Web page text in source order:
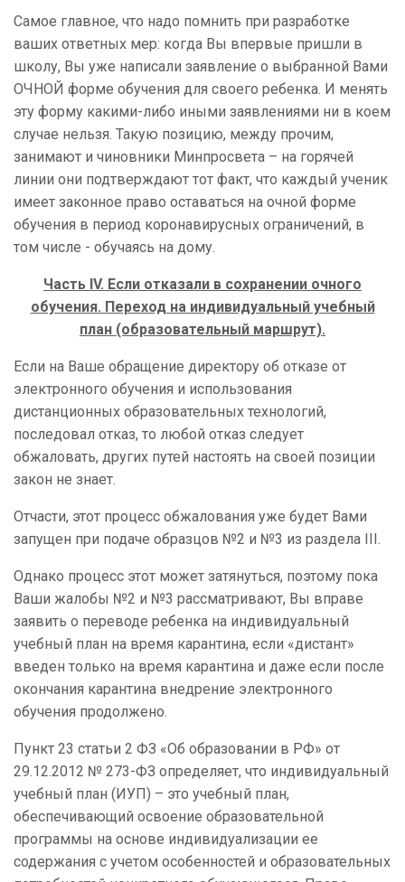
Самое главное, что надо помнить при разработке
ваших ответных мер: когда Вы впервые пришли в
школу, Вы уже написали заявление о выбранной Вами
ОЧНОЙ форме обучения для своего ребенка. И менять
эту форму какими-либо иными заявлениями ни в коем
случае нельзя. Такую позицию, между прочим,
занимают и чиновники Минпросвета – на горячей
линии они подтверждают тот факт, что каждый ученик
имеет законное право оставаться на очной форме
обучения в период коронавирусных ограничений, в
том числе - обучаясь на дому.
Часть IV. Если отказали в сохранении очного
обучения. Переход на индивидуальный учебный
план (образовательный маршрут).
Если на Ваше обращение директору об отказе от
электронного обучения и использования
дистанционных образовательных технологий,
последовал отказ, то любой отказ следует
обжаловать, других путей настоять на своей позиции
закон не знает.
Отчасти, этот процесс обжалования уже будет Вами
запущен при подаче образцов №2 и №3 из раздела III.
Однако процесс этот может затянуться, поэтому пока
Ваши жалобы №2 и №3 рассматривают, Вы вправе
заявить о переводе ребенка на индивидуальный
учебный план на время карантина, если «дистант»
введен только на время карантина и даже если после
окончания карантина внедрение электронного
обучения продолжено.
Пункт 23 статьи 2 ФЗ «Об образовании в РФ» от
29.12.2012 № 273-ФЗ определяет, что индивидуальный
учебный план (ИУП) – это учебный план,
обеспечивающий освоение образовательной
программы на основе индивидуализации ее
содержания с учетом особенностей и образовательных